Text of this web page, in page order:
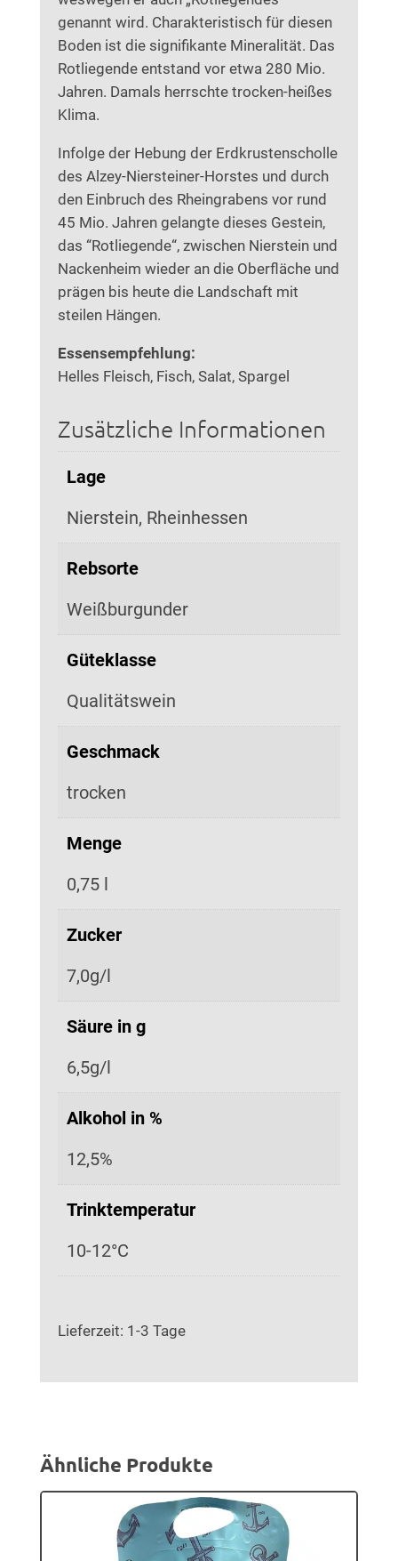
genannt wird. Charakteristisch für diesen
Boden ist die signifikante Mineralität. Das
Rotliegende entstand vor etwa 280 Mio.
Jahren. Damals herrschte trocken-heißes
Klima.
Infolge der Hebung der Erdkrustenscholle
des Alzey-Niersteiner-Horstes und durch
den Einbruch des Rheingrabens vor rund
45 Mio. Jahren gelangte dieses Gestein,
das “Rotliegende“, zwischen Nierstein und
Nackenheim wieder an die Oberfläche und
prägen bis heute die Landschaft mit
steilen Hängen.
Essensempfehlung:
Helles Fleisch, Fisch, Salat, Spargel
Zusätzliche Informationen
Lage
Nierstein, Rheinhessen
Rebsorte
Weißburgunder
Güteklasse
Qualitätswein
Geschmack
trocken
Menge
0,75 l
Zucker
7,0g/l
Säure in g
6,5g/l
Alkohol in %
12,5%
Trinktemperatur
10-12°C
Lieferzeit: 1-3 Tage
Ähnliche Produkte